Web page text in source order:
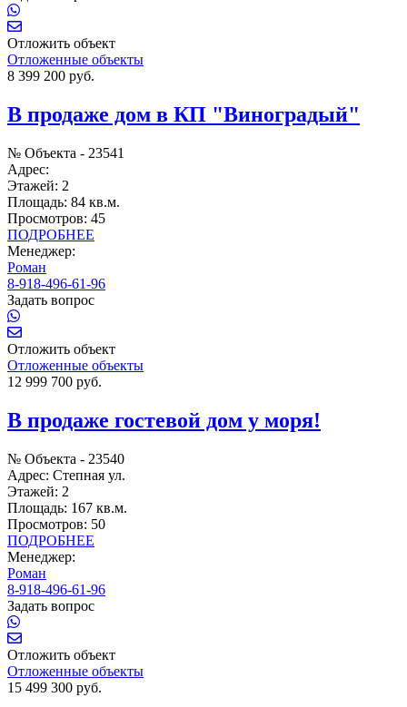
Отложить объект
Отложенные объекты
8 399 200 руб.
В продаже дом в КП "Виноградый"
№ Объекта - 23541
Адрес:
Этажей: 2
Площадь: 84 кв.м.
Просмотров: 45
ПОДРОБНЕЕ
Менеджер:
Роман
8-918-496-61-96
Задать вопрос
Отложить объект
Отложенные объекты
12 999 700 руб.
В продаже гостевой дом у моря!
№ Объекта - 23540
Адрес: Степная ул.
Этажей: 2
Площадь: 167 кв.м.
Просмотров: 50
ПОДРОБНЕЕ
Менеджер:
Роман
8-918-496-61-96
Задать вопрос
Отложить объект
Отложенные объекты
15 499 300 руб.